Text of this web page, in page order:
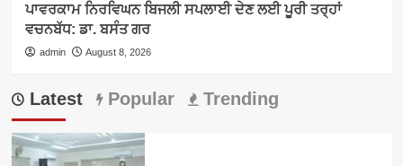
ਪਾਵਰਕਾਮ ਨਿਰਵਿਘਨ ਬਿਜਲੀ ਸਪਲਾਈ ਦੇਣ ਲਈ ਪੂਰੀ ਤਰ੍ਹਾਂ
ਵਚਨਬੱਧ: ਡਾ. ਬਸੰਤ ਗਰ
admin August 8, 2026
Latest Popular Trending